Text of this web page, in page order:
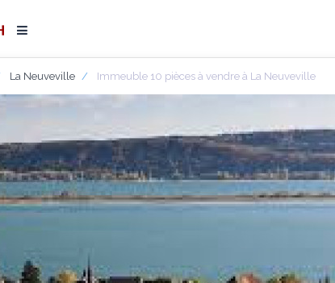
La Neuveville Immeuble 10 pièces à vendre à La Neuveville